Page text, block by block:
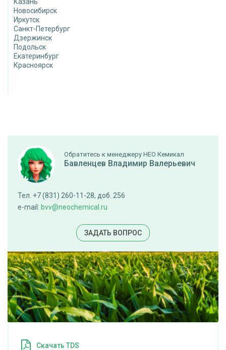
Новосибирск
Иркутск
Санкт-Петербург
Дзержинск
Подольск
Екатеринбург
Красноярск
Обратитесь к менеджеру НЕО Кемикал
Бавленцев Владимир Валерьевич
Тел. +7 (831) 260-11-28, доб. 256
e-mail: bvv@neochemical.ru
ЗАДАТЬ ВОПРОС
Cкачать TDS